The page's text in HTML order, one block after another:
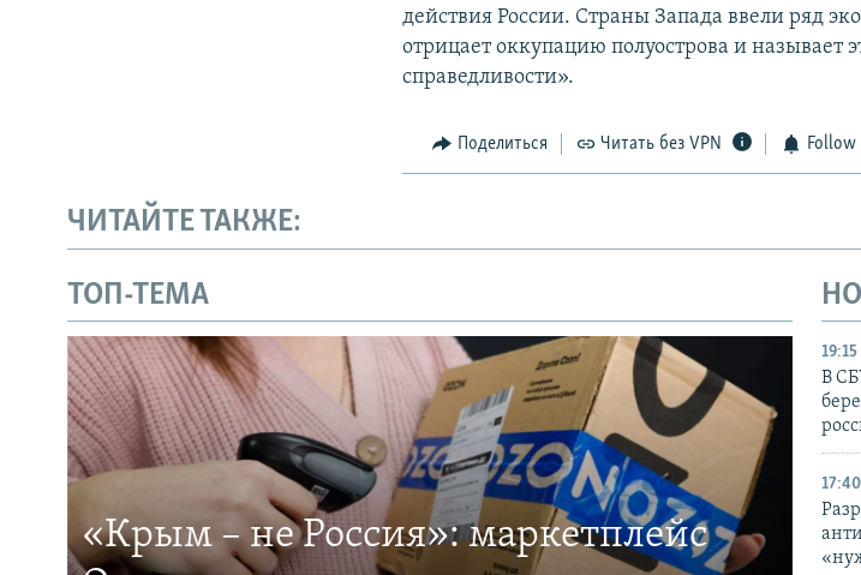
действия России. Страны Запада ввели ряд
отрицает оккупацию полуострова и называет
справедливости».
Поделиться Читать без VPN Follow
ЧИТАЙТЕ ТАКЖЕ:
ТОП-ТЕМА
«Крым – не Россия»: маркетплейс
19:15
В
17:40